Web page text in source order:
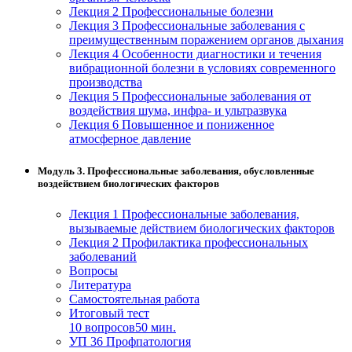
Изобразительное и прикладные виды
искусств
Средства массовой информации и
информативно-библиотечное дело
Управление в технических системах
Подготовка к периодической
аккредитации
Основные Услуги
Дополнительные Услуги
Лекция 2 Профессиональные болезни
Лекция 3 Профессиональные заболевания с
преимущественным поражением органов дыхания
Лекция 4 Особенности диагностики и течения
вибрационной болезни в условиях современного
производства
Лекция 5 Профессиональные заболевания от
воздействия шума, инфра- и ультразвука
Лекция 6 Повышенное и пониженное
атмосферное давление
Модуль 3. Профессиональные заболевания, обусловленные
воздействием биологических факторов
Лекция 1 Профессиональные заболевания,
вызываемые действием биологических факторов
Лекция 2 Профилактика профессиональных
заболеваний
Вопросы
Литература
Самостоятельная работа
Итоговый тест
10 вопросов50 мин.
УП 36 Профпатология